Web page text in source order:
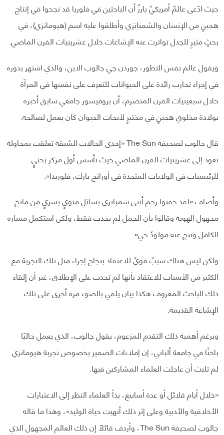
حيث ادّعى عالمٌ أمريكيٌ بارزٌ أن الباحثين في فلوريا قد نجحوا في إنتاج
هجينٍ من الإنسان والشمبانزي وأطلقوا عليه اسم (هيومانزي)، في
بحثٍ مثيرٍ للجدل تواترت عنه الإشاعات خلال عشرينيات القرن الماضي.
ويقول عالم نفس التطور، جوردن جي جالوب الابن، والذي اشتهر بدوره
في إجراء تجارب رائدة على الحيوانات للتعرف على نفسها في المرآة
خلال سبعينيات القرن المنصرم، أن بروفيسور جامعي سابق أخبره
بولادة مخلوقٍ هجينٍ في مختبرٍ لأبحاث الحيوان كان يعمل لصالحه.
قال جالوب لصحيفة The Sun «إحدى الحالات الشيقة تعلقت بمحاولة
تعود إلى عشرينيات القرن الماضي حيث تأسس أول مركزٍ بحثيٍ
للرئيسيات في الولايات المتحدة في أورانج بارك، فلوريدا».
وأضاف «لقد حقنوا رحم أنثى شمبانزي بسائلٍ منويٍ بشريٍ من مانح
مجهول الهوية وقالوا بأن الحمل لم يحدث فقط، ولكن استكمل مساره
الكامل ونتج عنه مولودٌ حي».
ولكن ليس هناك سببٌ قويٌ للاعتقاد بنجاح إجراء مثل تلك التجربة مع
الكثير من الأسباب للاعتقاد بأنها لم تحدث على الإطلاق، غير أن إلقاء
ذلك الباحث المعروف هكذا بيان يلقي بالضوء مرة أخرى على تلك
الإشاعة القديمة.
وبرغم أهمية ذلك التقدم المزعوم، يقول جالوب، الذي يعمل حاليًا
باحثًا في جامعة ألباني، إن إملاءات الضمير بخصوص تجربة هيومانزي
لم تلبث أن عاجلت العلماء المشاركين فيها.
«خلال أيام قلائل أو عدة أسابيع، بدأ العلماء النظر إلى الاعتبارات
الأخلاقية والأدبية وعلى إثر ذلك أنهيت حياة الوليد»، وهذا ما قاله
جالوب لصحيفة The Sun، وأردف قائلاً إن ذلك العالم المجهول الذي